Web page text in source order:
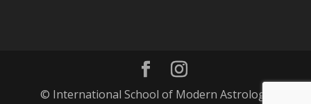
© International School of Modern Astrology